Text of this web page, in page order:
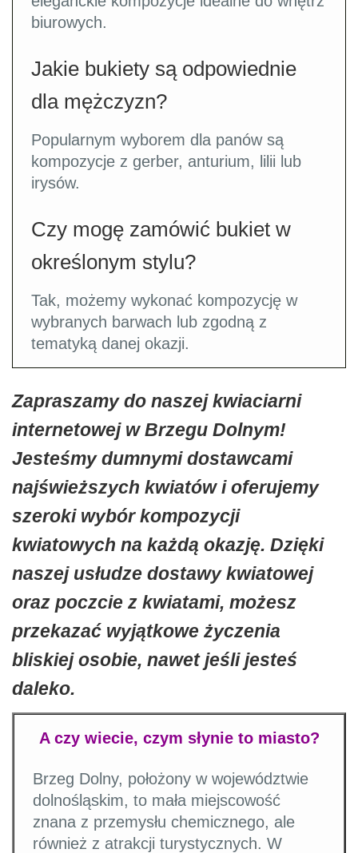
biurowych.
Jakie bukiety są odpowiednie
dla mężczyzn?
Popularnym wyborem dla panów są
kompozycje z gerber, anturium, lilii lub
irysów.
Czy mogę zamówić bukiet w
określonym stylu?
Tak, możemy wykonać kompozycję w
wybranych barwach lub zgodną z
tematyką danej okazji.
Zapraszamy do naszej kwiaciarni
internetowej w Brzegu Dolnym!
Jesteśmy dumnymi dostawcami
najświeższych kwiatów i oferujemy
szeroki wybór kompozycji
kwiatowych na każdą okazję. Dzięki
naszej usłudze dostawy kwiatowej
oraz poczcie z kwiatami, możesz
przekazać wyjątkowe życzenia
bliskiej osobie, nawet jeśli jesteś
daleko.
A czy wiecie, czym słynie to miasto?
Brzeg Dolny, położony w województwie
dolnośląskim, to mała miejscowość
znana z przemysłu chemicznego, ale
również z atrakcji turystycznych. W